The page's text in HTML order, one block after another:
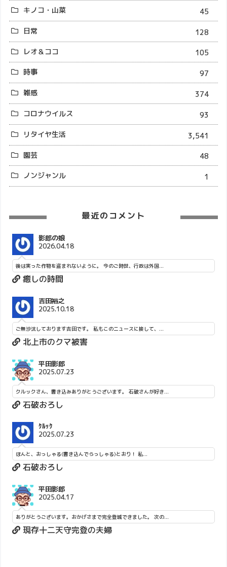
キノコ・山菜
45
日常
128
レオ＆ココ
105
時事
97
雑感
374
コロナウイルス
93
リタイヤ生活
3,541
園芸
48
ノンジャンル
1
最近のコメント
影郎の娘
2026.04.18
後は実った作物を盗まれないように。 今のご時世、行政は外国...
癒しの時間
吉田裕之
2025.10.18
ご無沙汰しております吉田です。 私もこのニュースに接して、...
北上市のクマ被害
平田影郎
2025.07.23
クルックさん、書き込みありがとうございます。 石破さんが好き...
石破おろし
ｸﾙｯｸ
2025.07.23
ほんと、おっしゃる(書き込んでらっしゃる)とおり！ 私...
石破おろし
平田影郎
2025.04.17
ありがとうございます。おかげさまで完全登城できました。 次の...
現存十二天守完登の夫婦